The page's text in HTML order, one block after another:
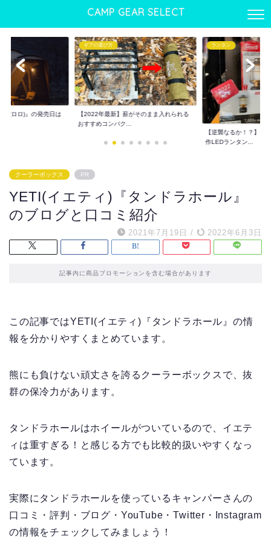
CAMP GEAR SELECT
そのまま入れられる
ランタン
作LEDランタン...
ギアの選び方
ワンタッチテントおす
でも使える優れもの...
クーラーボックス PR
YETI(イエティ)『タンドラホール』
のブログと口コミ紹介
2021年7月19日 / 2022年6月3日
記事内に商品プロモーションを含む場合があります
この記事ではYETI(イエティ)『タンドラホール』の情
報を分かりやすくまとめています。
熊にも負けない頑丈さを誇るクーラーボックスで、抜
群の保冷力があります。
タンドラホールはホイールがついているので、イエテ
ィは重すぎる！と感じる方でも比較的扱いやすくなっ
ています。
実際にタンドラホールを使っているキャンパーさんの
口コミ・評判・ブログ・YouTube・Twitter・Instagram
の情報をチェックしてみましょう！